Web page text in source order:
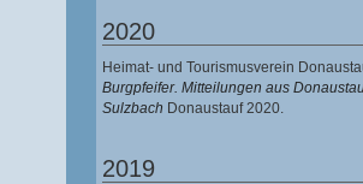
2020
Heimat- und Tourismusverein
Burgpfeifer. Mitteilungen aus
Sulzbach Donaustauf 2020.
2019